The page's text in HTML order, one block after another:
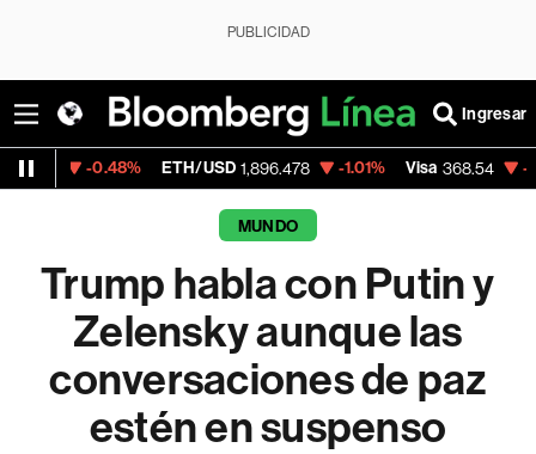
PUBLICIDAD
Ingresar
ETH/USD 1,896.478 -1.01% Visa 368.54 -0.28%
MUNDO
Trump habla con Putin y
Zelensky aunque las
conversaciones de paz
estén en suspenso